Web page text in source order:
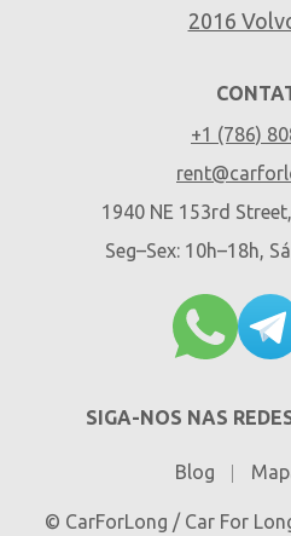
2016
+1 (786)
1940 NE 153rd
Seg–Sex: 10h–18h,
SIGA-NOS NAS
Blog
© CarForLong / Car For